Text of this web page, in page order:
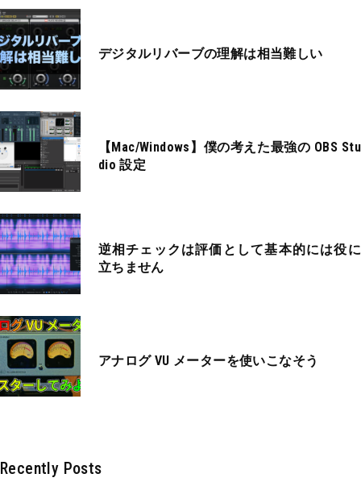
デジタルリバーブの理解は相当難しい
【Mac/Windows】僕の考えた最強の OBS Stu
dio 設定
逆相チェックは評価として基本的には役に
立ちません
アナログ VU メーターを使いこなそう
Recently Posts